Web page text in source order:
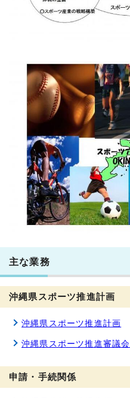
主な業務
沖縄県スポーツ推進計画
沖縄県スポーツ推進計画
沖縄県スポーツ推進審議会
申請・手続関係